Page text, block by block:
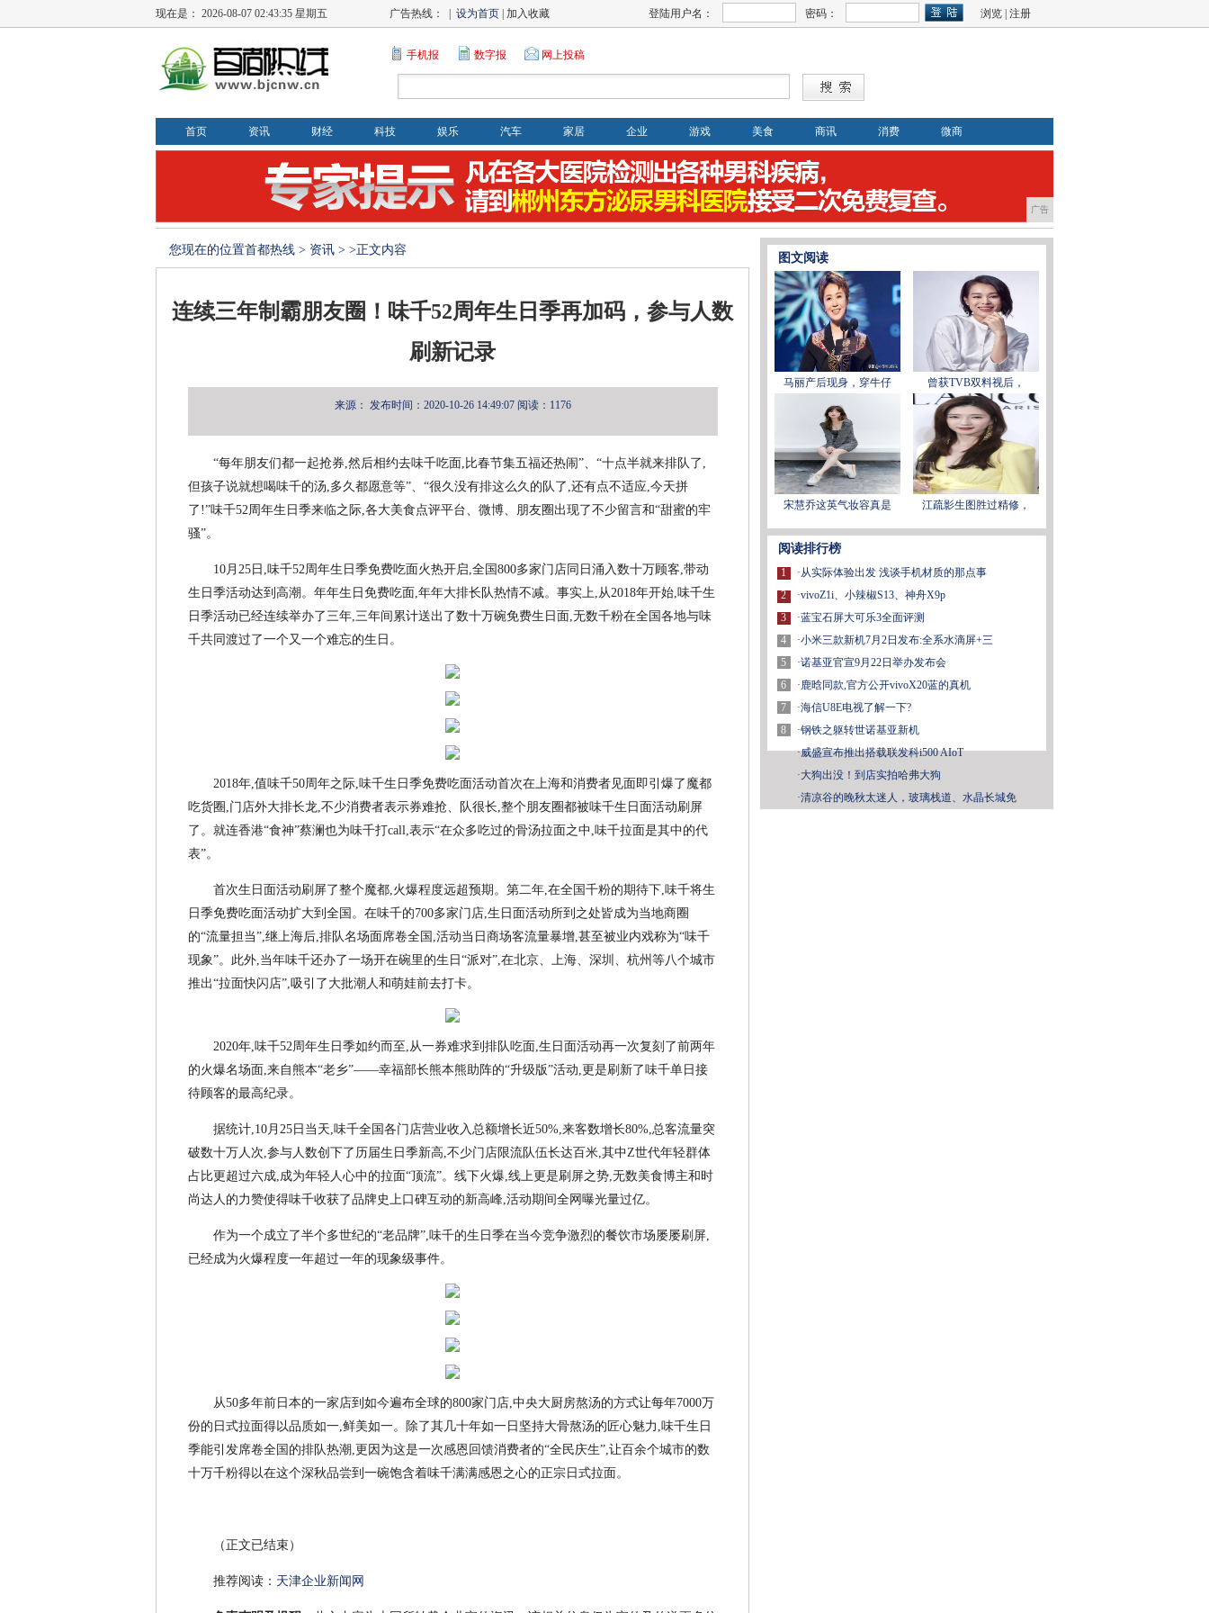
现在是： 2026-08-07 02:43:36 星期五 广告热线： | 设为首页 | 加入收藏 登陆用户名： 密码： 浏览 注册
手机报 数字报 网上投稿
首页 资讯 财经 科技 娱乐 汽车 家居 企业 游戏 美食 商讯 消费 微商
广告
您现在的位置首都热线 > 资讯 > >正文内容
连续三年制霸朋友圈！味千52周年生日季再加码，参与人数
刷新记录
来源： 发布时间：2020-10-26 14:49:07 阅读：1176
“每年朋友们都一起抢券,然后相约去味千吃面,比春节集五福还热闹”、“十点半就来排队了,
但孩子说就想喝味千的汤,多久都愿意等”、“很久没有排这么久的队了,还有点不适应,今天拼
了!”味千52周年生日季来临之际,各大美食点评平台、微博、朋友圈出现了不少留言和“甜蜜的牢
骚”。
10月25日,味千52周年生日季免费吃面火热开启,全国800多家门店同日涌入数十万顾客,带动
生日季活动达到高潮。年年生日免费吃面,年年大排长队热情不减。事实上,从2018年开始,味千生
日季活动已经连续举办了三年,三年间累计送出了数十万碗免费生日面,无数千粉在全国各地与味
千共同渡过了一个又一个难忘的生日。
2018年,值味千50周年之际,味千生日季免费吃面活动首次在上海和消费者见面即引爆了魔都
吃货圈,门店外大排长龙,不少消费者表示券难抢、队很长,整个朋友圈都被味千生日面活动刷屏
了。就连香港“食神”蔡澜也为味千打call,表示“在众多吃过的骨汤拉面之中,味千拉面是其中的代
表”。
首次生日面活动刷屏了整个魔都,火爆程度远超预期。第二年,在全国千粉的期待下,味千将生
日季免费吃面活动扩大到全国。在味千的700多家门店,生日面活动所到之处皆成为当地商圈
的“流量担当”,继上海后,排队名场面席卷全国,活动当日商场客流量暴增,甚至被业内戏称为“味千
现象”。此外,当年味千还办了一场开在碗里的生日“派对”,在北京、上海、深圳、杭州等八个城市
推出“拉面快闪店”,吸引了大批潮人和萌娃前去打卡。
2020年,味千52周年生日季如约而至,从一券难求到排队吃面,生日面活动再一次复刻了前两年
的火爆名场面,来自熊本“老乡”——幸福部长熊本熊助阵的“升级版”活动,更是刷新了味千单日接
待顾客的最高纪录。
据统计,10月25日当天,味千全国各门店营业收入总额增长近50%,来客数增长80%,总客流量突
破数十万人次,参与人数创下了历届生日季新高,不少门店限流队伍长达百米,其中Z世代年轻群体
占比更超过六成,成为年轻人心中的拉面“顶流”。线下火爆,线上更是刷屏之势,无数美食博主和时
尚达人的力赞使得味千收获了品牌史上口碑互动的新高峰,活动期间全网曝光量过亿。
作为一个成立了半个多世纪的“老品牌”,味千的生日季在当今竞争激烈的餐饮市场屡屡刷屏,
已经成为火爆程度一年超过一年的现象级事件。
从50多年前日本的一家店到如今遍布全球的800家门店,中央大厨房熬汤的方式让每年7000万
份的日式拉面得以品质如一,鲜美如一。除了其几十年如一日坚持大骨熬汤的匠心魅力,味千生日
季能引发席卷全国的排队热潮,更因为这是一次感恩回馈消费者的“全民庆生”,让百余个城市的数
十万千粉得以在这个深秋品尝到一碗饱含着味千满满感恩之心的正宗日式拉面。
（正文已结束）
推荐阅读： 天津企业新闻网
图文阅读
马丽产后现身，穿牛仔 曾获TVB双料视后，
宋慧乔这英气妆容真是 江疏影生图胜过精修，
阅读排行榜
1
2
3
4
5
6
7
8
·从实际体验出发 浅谈手机材质的那点事
·vivoZ1i、小辣椒S13、神舟X9p
·蓝宝石屏大可乐3全面评测
·小米三款新机7月2日发布:全系水滴屏+三
·诺基亚官宣9月22日举办发布会
·鹿晗同款,官方公开vivoX20蓝的真机
·海信U8E电视了解一下?
·钢铁之躯转世诺基亚新机
·威盛宣布推出搭载联发科i500 AIoT
·大狗出没！到店实拍哈弗大狗
·清凉谷的晚秋太迷人，玻璃栈道、水晶长城免